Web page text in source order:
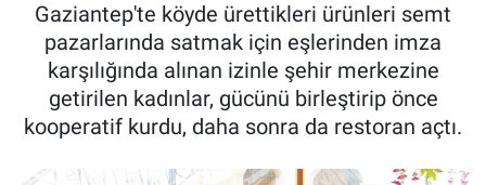
Gaziantep'te köyde ürettikleri ürünleri semt
pazarlarında satmak için eşlerinden imza
karşılığında alınan izinle şehir merkezine
getirilen kadınlar, gücünü birleştirip önce
kooperatif kurdu, daha sonra da restoran açtı.
TEKNOLOJİ
ASAYİŞ
Son Dakika Haberleri
Haber Arşivi